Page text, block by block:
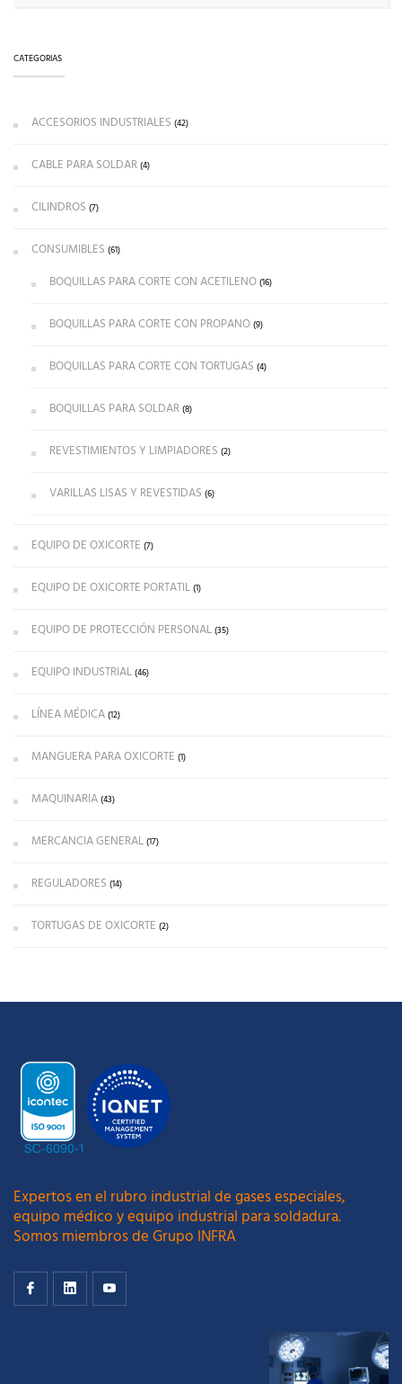
CATEGORIAS
ACCESORIOS INDUSTRIALES (42)
CABLE PARA SOLDAR(4)
CILINDROS (7)
CONSUMIBLES (61)
BOQUILLAS PARA CORTE CON ACETILENO(16)
BOQUILLAS PARA CORTE CON PROPANO(9)
BOQUILLAS PARA CORTE CON TORTUGAS (4)
BOQUILLAS PARA SOLDAR(8)
REVESTIMIENTOS Y LIMPIADORES (2)
VARILLAS LISAS Y REVESTIDAS (6)
EQUIPO DE OXICORTE (7)
EQUIPO DE OXICORTE PORTATIL(1)
EQUIPO DE PROTECCIÓN PERSONAL(35)
EQUIPO INDUSTRIAL(46)
LÍNEA MÉDICA(12)
MANGUERA PARA OXICORTE (1)
MAQUINARIA(43)
MERCANCIA GENERAL(17)
REGULADORES (14)
TORTUGAS DE OXICORTE (2)
Expertos en el rubro industrial de gases especiales,
equipo médico y equipo industrial para soldadura.
Somos miembros de Grupo INFRA